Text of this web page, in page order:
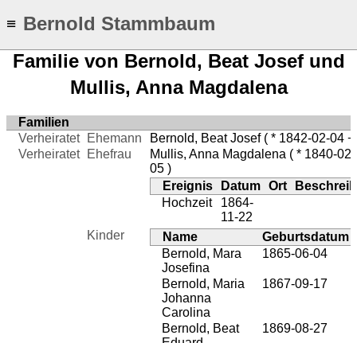
≡ Bernold Stammbaum
Familie von Bernold, Beat Josef und
Mullis, Anna Magdalena
Familien
Verheiratet
Ehemann Bernold, Beat Josef( * 1842-02-04
Verheiratet
Ehefrau Mullis, Anna Magdalena ( * 1840-
05 )
Ereignis
Datum Ort
Hochzeit
1864-
11-22
Kinder
Name Geburtsdatum
Bernold, Mara
Josefina
1865-06-04
Bernold, Maria
Johanna
Carolina
1867-09-17
Bernold, Beat
1869-08-27